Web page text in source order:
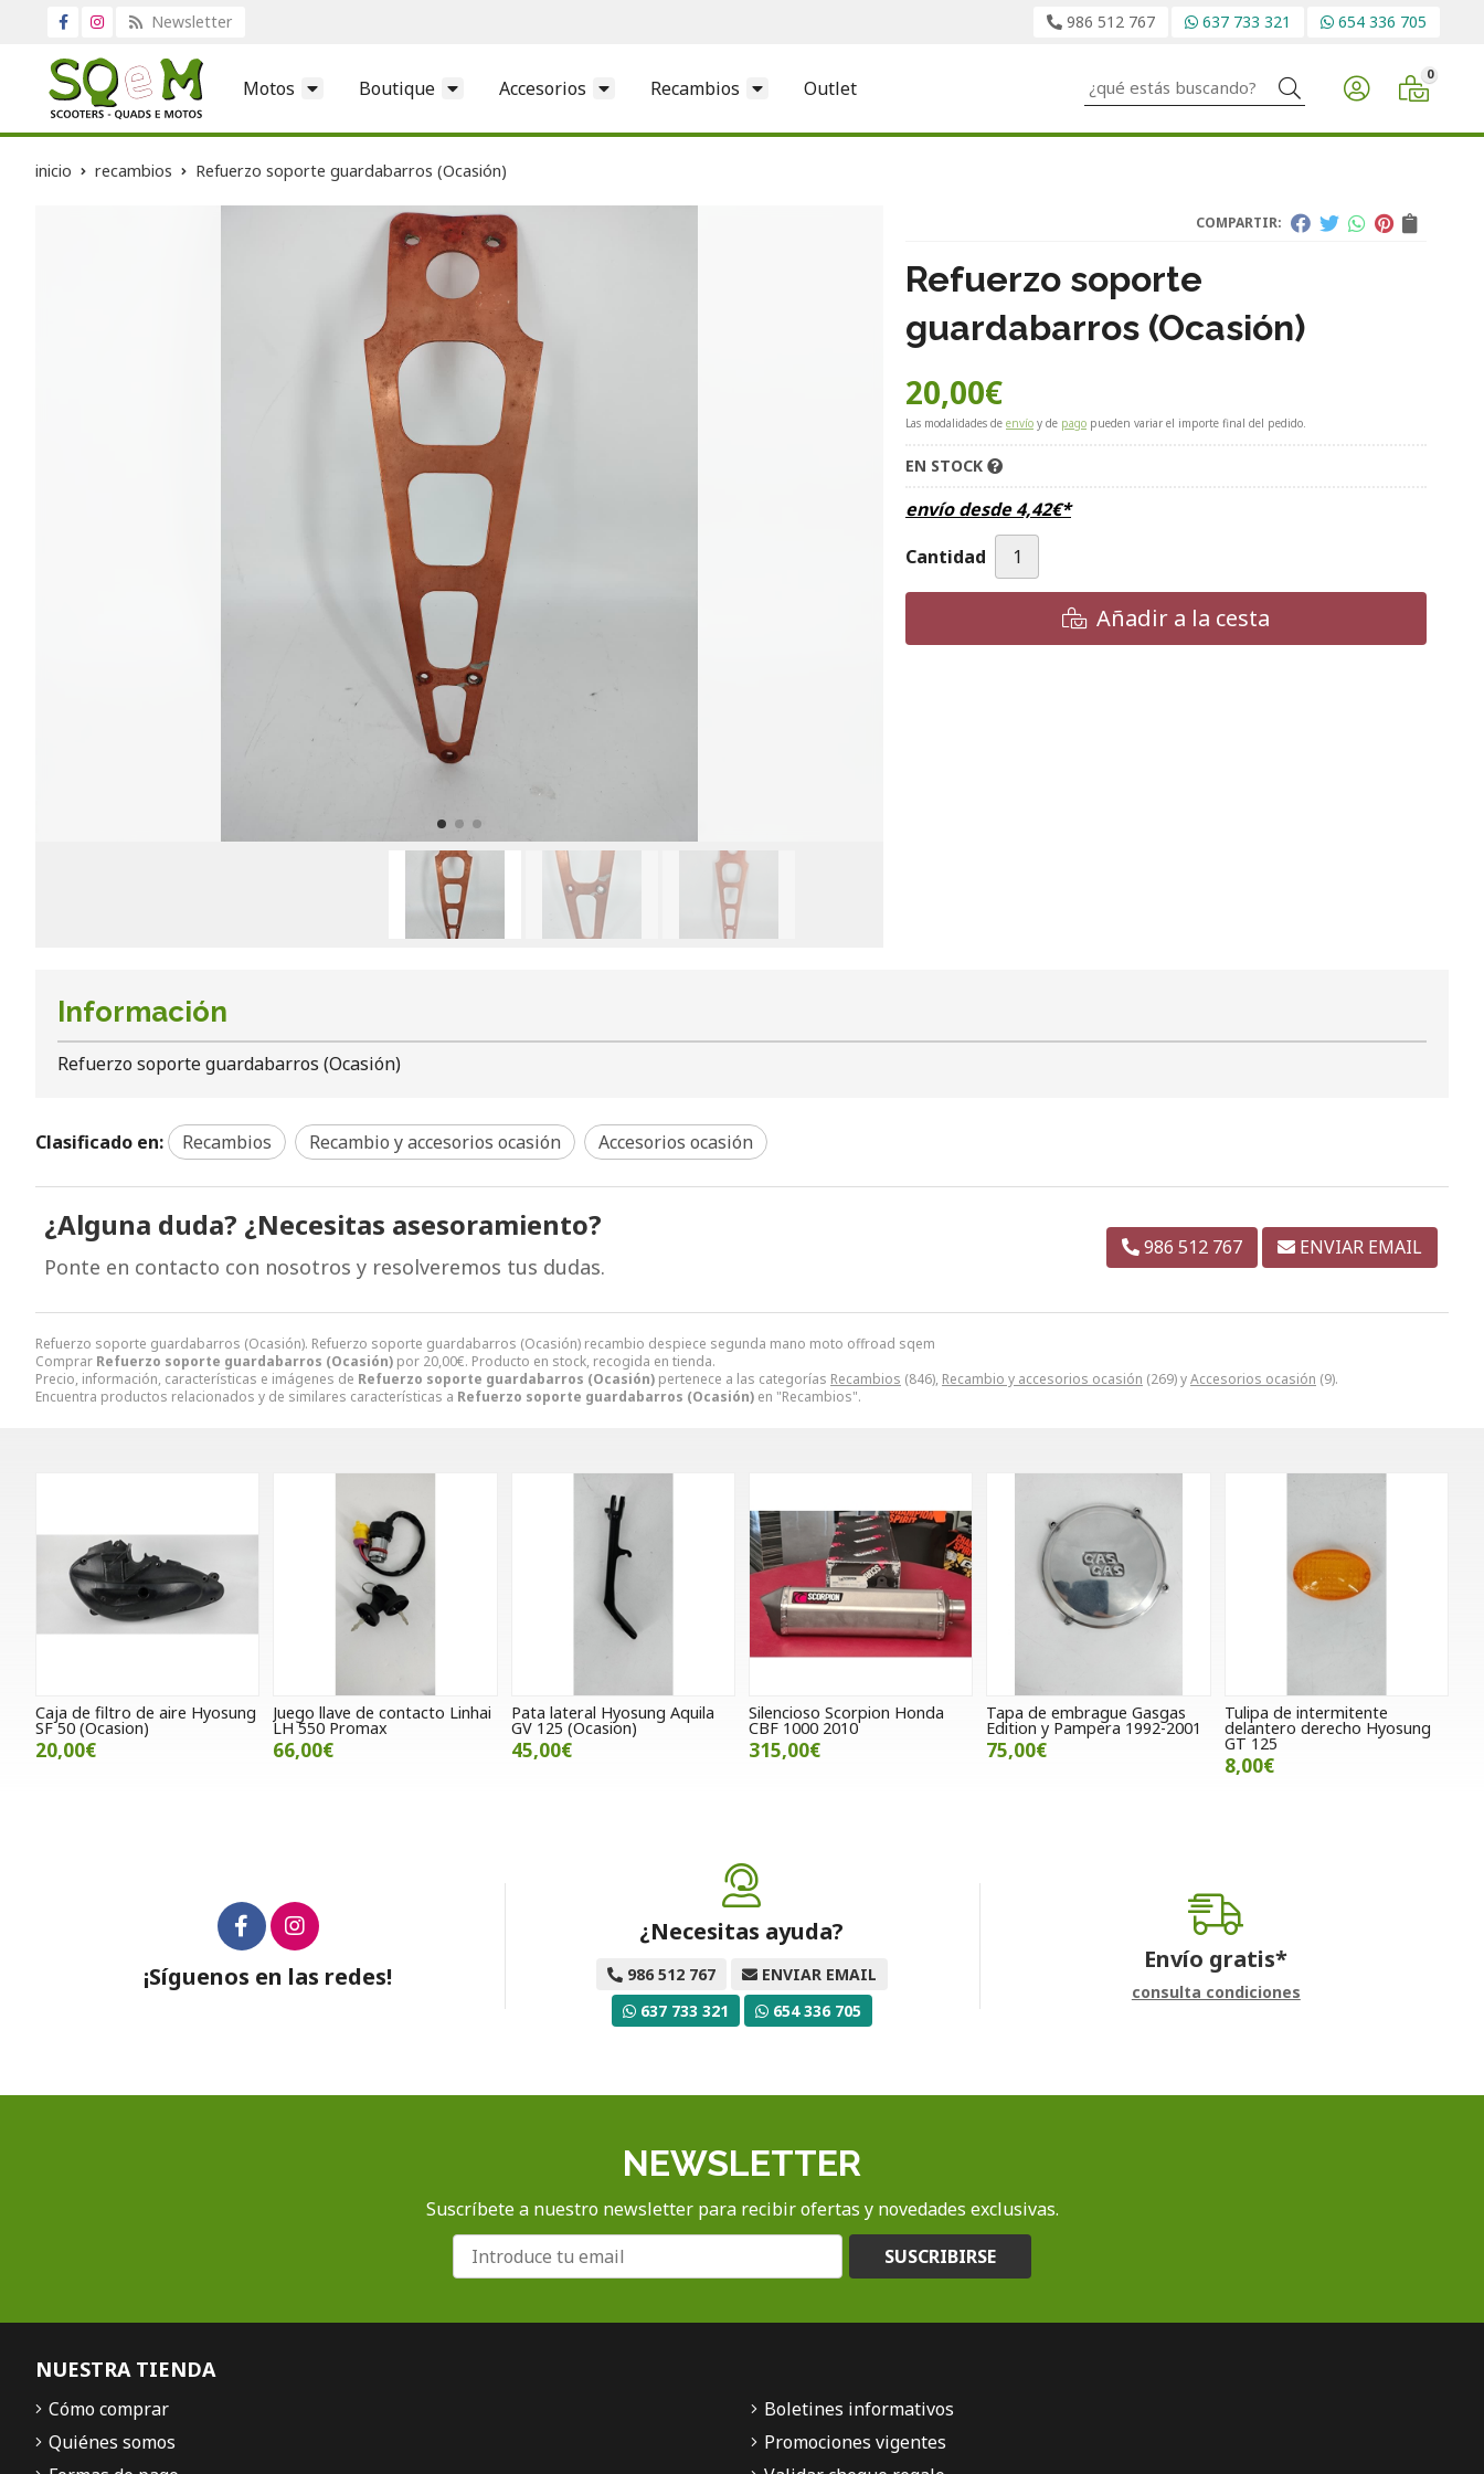
Newsletter 986 512 767 637 733 321 654 336 705
Motos Boutique Accesorios Recambios Outlet Buscar 0
inicio recambios Refuerzo soporte guardabarros (Ocasión)
COMPARTIR:
Refuerzo soporte
guardabarros (Ocasión)
20,00€
Las modalidades de envío y de pago pueden variar el importe final del pedido.
EN STOCK
envío desde4,42€*
Cantidad
Añadir a la cesta
Refuerzo soporte guardabarros (Ocasión). Refuerzo soporte guardabarros (Ocasión) recambio despiece segunda mano moto offroad sqem
Comprar Refuerzo soporte guardabarros (Ocasión) por 20,00€. Producto en stock, recogida en tienda.
Precio, información, características e imágenes de Refuerzo soporte guardabarros (Ocasión) pertenece a las categorías Recambios (846), Recambio y accesorios ocasión (269) yAccesorios ocasión (9).
Encuentra productos relacionados y de similares características a Refuerzo soporte guardabarros (Ocasión) en "Recambios".
Información
Refuerzo soporte guardabarros (Ocasión)
Clasificado en: Recambios Recambio y accesorios ocasión Accesorios ocasión
¿Alguna duda? ¿Necesitas asesoramiento?
Ponte en contacto con nosotros y resolveremos tus dudas.
986 512 767 ENVIAR EMAIL
Caja de filtro de aire Hyosung
SF 50 (Ocasion)
20,00€
Juego llave de contacto Linhai
LH 550 Promax
66,00€
Pata lateral Hyosung Aquila
GV 125 (Ocasion)
45,00€
Silencioso Scorpion Honda
CBF 1000 2010
315,00€
Tapa de embrague Gasgas
Edition y Pampera 1992-2001
75,00€
Tulipa de intermitente
delantero derecho Hyosung
GT 125
8,00€
¡Síguenos en las redes!
¿Necesitas ayuda?
986 512 767
ENVIAR EMAIL
637 733 321
654 336 705
Envío gratis*
consulta condiciones
NEWSLETTER
Suscríbete a nuestro newsletter para recibir ofertas y novedades exclusivas.
SUSCRIBIRSE
NUESTRA TIENDA
Cómo comprar
Quiénes somos
Boletines informativos
Promociones vigentes